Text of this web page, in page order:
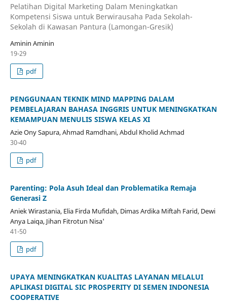
Pelatihan Digital Marketing Dalam Meningkatkan
Kompetensi Siswa untuk Berwirausaha Pada Sekolah-
Sekolah di Kawasan Pantura (Lamongan-Gresik)
Aminin Aminin
19-29
pdf
PENGGUNAAN TEKNIK MIND MAPPING DALAM
PEMBELAJARAN BAHASA INGGRIS UNTUK MENINGKATKAN
KEMAMPUAN MENULIS SISWA KELAS XI
Azie Ony Sapura, Ahmad Ramdhani, Abdul Kholid Achmad
30-40
pdf
Parenting: Pola Asuh Ideal dan Problematika Remaja
Generasi Z
Aniek Wirastania, Elia Firda Mufidah, Dimas Ardika Miftah Farid, Dewi
Anya Laiqa, Jihan Fitrotun Nisa'
41-50
pdf
UPAYA MENINGKATKAN KUALITAS LAYANAN MELALUI
APLIKASI DIGITAL SIC PROSPERITY DI SEMEN INDONESIA
COOPERATIVE